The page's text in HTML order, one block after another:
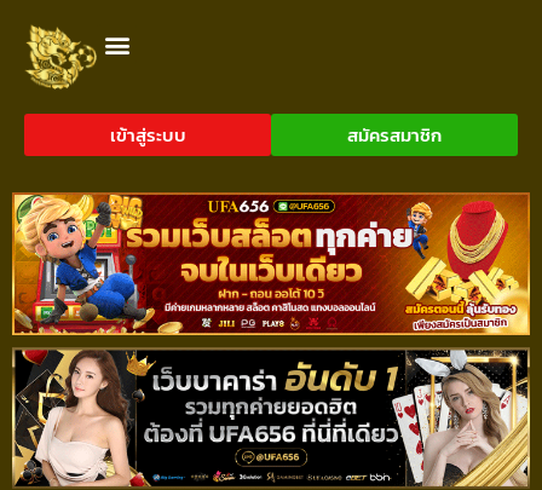
เข้าสู่ระบบ สมัครสมาชิก